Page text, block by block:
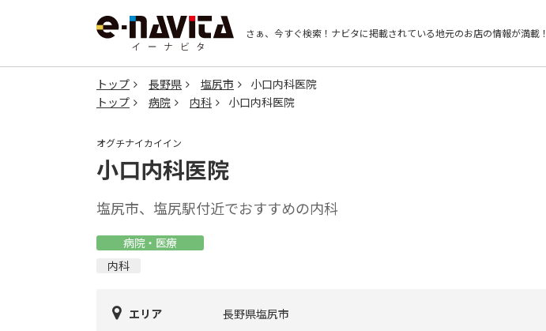
さぁ、今すぐ検索！ ナビタに掲載されている地元のお店の情報が満載！
トップ 長野県 塩尻市
小口内科医院
トップ
病院 内科 小口内科医院
オグチナイカイイン
小口内科医院
塩尻市、塩尻駅付近でおすすめの内科
病院・医療
内科
エリア
長野県塩尻市